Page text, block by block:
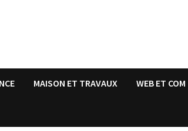
MAISON ET TRAVAUX WEB ET COM